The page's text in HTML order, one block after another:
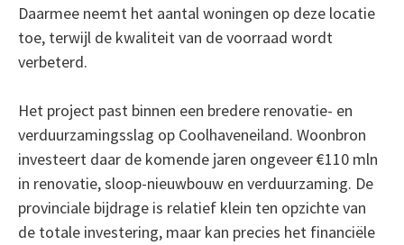
Daarmee neemt het aantal woningen op deze locatie
toe, terwijl de kwaliteit van de voorraad wordt
verbeterd.
Het project past binnen een bredere renovatie- en
verduurzamingsslag op Coolhaveneiland. Woonbron
investeert daar de komende jaren ongeveer €110 mln
in renovatie, sloop-nieuwbouw en verduurzaming. De
provinciale bijdrage is relatief klein ten opzichte van
de totale investering, maar kan precies het financiële